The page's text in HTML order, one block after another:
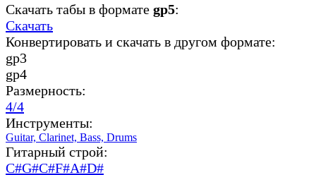
Скачать табы в формате gp5:
Скачать
Конвертировать и скачать в другом формате:
gp3
gp4
Размерность:
4/4
Инструменты:
Guitar, Clarinet, Bass, Drums
Гитарный строй:
C#G#C#F#A#D#